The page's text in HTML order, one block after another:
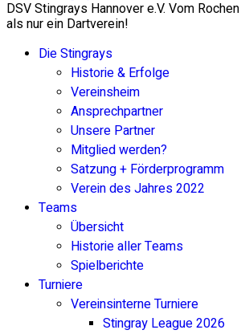
DSV Stingrays Hannover e.V. Vom
als nur ein Dartverein!
Die Stingrays
Historie & Erfolge
Vereinsheim
Ansprechpartner
Unsere Partner
Mitglied werden?
Satzung + Förderprogramm
Verein des Jahres 2022
Teams
Übersicht
Historie aller Teams
Spielberichte
Turniere
Vereinsinterne Turniere
Stingray League 2026